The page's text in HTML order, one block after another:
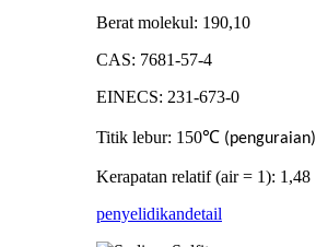
Berat molekul: 190,10
CAS: 7681-57-4
EINECS: 231-673-0
Titik lebur: 150℃ (penguraian)
Kerapatan relatif (air = 1): 1,48
penyelidikandetail